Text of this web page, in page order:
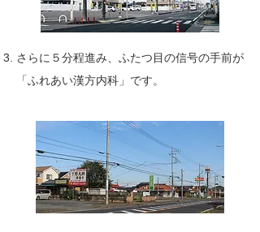
さらに５分程進み、ふたつ目の信号の手前が
「ふれあい漢方内科」です。